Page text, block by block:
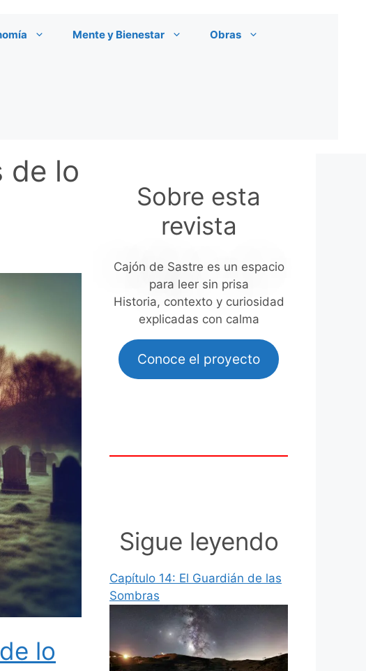
Mente y Bienestar Obras
de lo
lo
Sobre esta
revista
Cajón de Sastre es un espacio
para leer sin prisa
Historia, contexto y curiosidad
explicadas con calma
Conoce el proyecto
Sigue leyendo
Capítulo 14: El Guardián de las
Sombras